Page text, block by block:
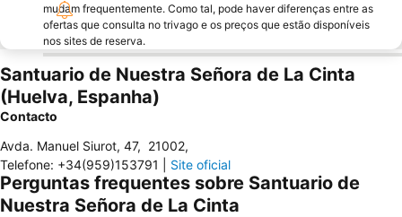
mudam frequentemente. Como tal, pode haver diferenças entre as
ofertas que consulta no trivago e os preços que estão disponíveis
nos sites de reserva.
Santuario de Nuestra Señora de La Cinta
(Huelva, Espanha)
Contacto
Avda. Manuel Siurot, 47, 21002,
Telefone: +34(959)153791 Site oficial
Perguntas frequentes sobre Santuario de
Nuestra Señora de La Cinta